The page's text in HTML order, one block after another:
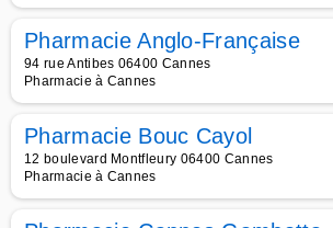
Pharmacie Anglo-Française
94 rue Antibes 06400 Cannes
Pharmacie à Cannes
Pharmacie Bouc Cayol
12 boulevard Montfleury 06400 Cannes
Pharmacie à Cannes